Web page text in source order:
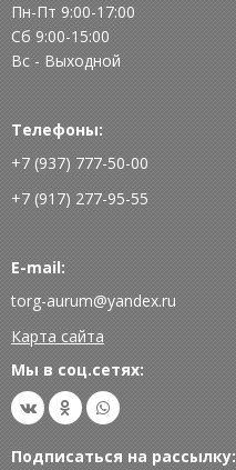
Пн-Пт 9:00-17:00
Сб 9:00-15:00
Вс - Выходной
Телефоны:
+7 (937) 777-50-00
+7 (917) 277-95-55
E-mail:
torg-aurum@yandex.ru
Карта сайта
Мы в соц.сетях:
Подписаться на рассылку: